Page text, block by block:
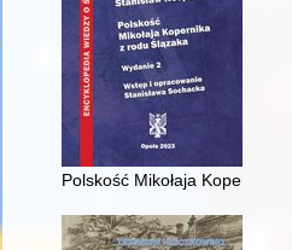
Polskość Mikołaja Kopernika